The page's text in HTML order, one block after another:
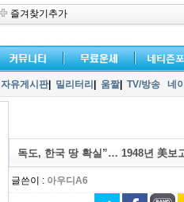
즐겨찾기추가
자유게시판| 밀리터리 움짤| TV/방송 네
독도, 한국 땅 확실”… 1948년 美보
글쓴이 : 아우디A6